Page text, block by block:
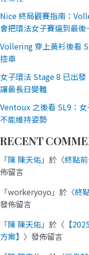
Nice 終局觀賽指南：
會把環法女子賽逼到最後
Vollering 穿上黃衫後看
控車
女子環法 Stage 8 已出
讓最長日變難
Ventoux 之後看 SL9：
不能維持姿勢
RECENT
「陳 陳天佑」於〈終點
佈留言
「workeryoyo 」於〈終
發佈留言
「陳 陳天佑」於〈 【
方案】 〉發佈留言